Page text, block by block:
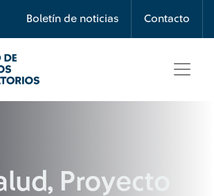
Boletín de noticias Contacto
Proyecto